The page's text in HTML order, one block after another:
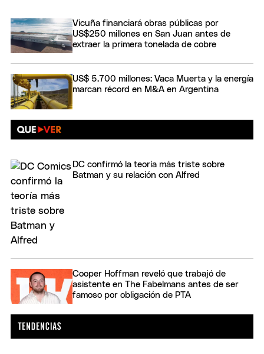
Vicuña financiará obras públicas por
US$250 millones en San Juan antes de
extraer la primera tonelada de cobre
US$ 5.700 millones: Vaca Muerta y la energía
marcan récord en M&A en Argentina
DC confirmó la teoría más triste sobre
Batman y su relación con Alfred
Cooper Hoffman reveló que trabajó de
asistente en The Fabelmans antes de ser
famoso por obligación de PTA